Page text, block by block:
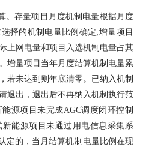
存量项目月度机制电量根据月度
择的机制电量比例确定;增量项目
上网电量和项目入选机制电量占其
增量项目当年月度结算机制电量累
若未达到则年底清零。已纳入机制
退出，退出后不再纳入机制执行范
源项目未完成AGC调度闭环控制
能源项目未通过用电信息采集系
定的，当月结算机制电量比例在现